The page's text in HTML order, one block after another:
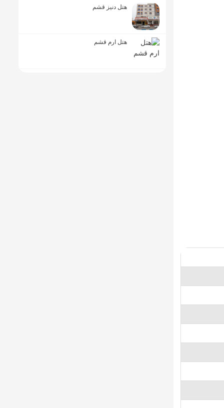
هتل دنیز قشم
هتل ارم قشم